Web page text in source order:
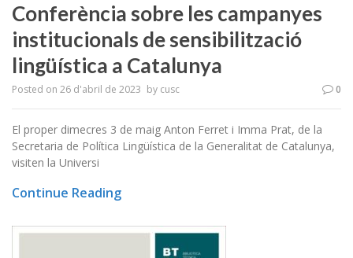
Conferència sobre les campanyes
institucionals de sensibilització
lingüística a Catalunya
Posted on 26 d'abril de 2023 by cusc 0
El proper dimecres 3 de maig Anton Ferret i Imma Prat, de la
Secretaria de Política Lingüística de la Generalitat de Catalunya,
visiten la Universi
Continue Reading